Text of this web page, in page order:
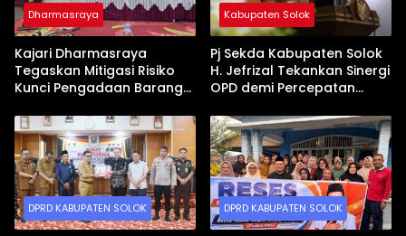
Dharmasraya
Kajari Dharmasraya
Tegaskan Mitigasi Risiko
Kunci Pengadaan Barang
Kabupaten Solok
Pj Sekda Kabupaten Solok
H. Jefrizal Tekankan Sinergi
OPD demi Percepatan
DPRD KABUPATEN SOLOK DPRD KABUPATEN SOLOK